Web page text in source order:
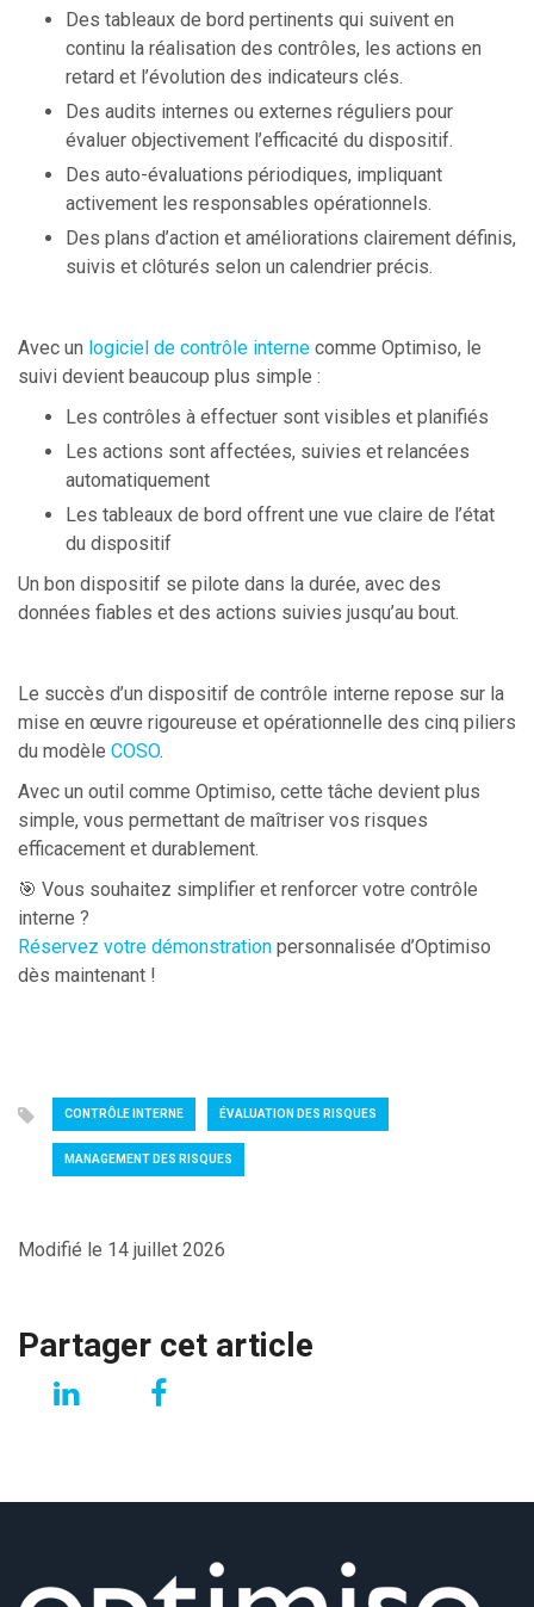
Des tableaux de bord pertinents qui suivent en
continu la réalisation des contrôles, les actions en
retard et l’évolution des indicateurs clés.
Des audits internes ou externes réguliers pour
évaluer objectivement l’efficacité du dispositif.
Des auto-évaluations périodiques, impliquant
activement les responsables opérationnels.
Des plans d’action et améliorations clairement définis,
suivis et clôturés selon un calendrier précis.
Avec un logiciel de contrôle interne comme Optimiso, le
suivi devient beaucoup plus simple :
Les contrôles à effectuer sont visibles et planifiés
Les actions sont affectées, suivies et relancées
automatiquement
Les tableaux de bord offrent une vue claire de l’état
du dispositif
Un bon dispositif se pilote dans la durée, avec des
données fiables et des actions suivies jusqu’au bout.
Le succès d’un dispositif de contrôle interne repose sur la
mise en œuvre rigoureuse et opérationnelle des cinq piliers
du modèle COSO.
Avec un outil comme Optimiso, cette tâche devient plus
simple, vous permettant de maîtriser vos risques
efficacement et durablement.
🎯 Vous souhaitez simplifier et renforcer votre contrôle
interne ?
Réservez votre démonstration personnalisée d’Optimiso
dès maintenant !
CONTRÔLE INTERNE ÉVALUATION DES RISQUES
MANAGEMENT DES RISQUES
Modifié le 14 juillet 2026
Partager cet article